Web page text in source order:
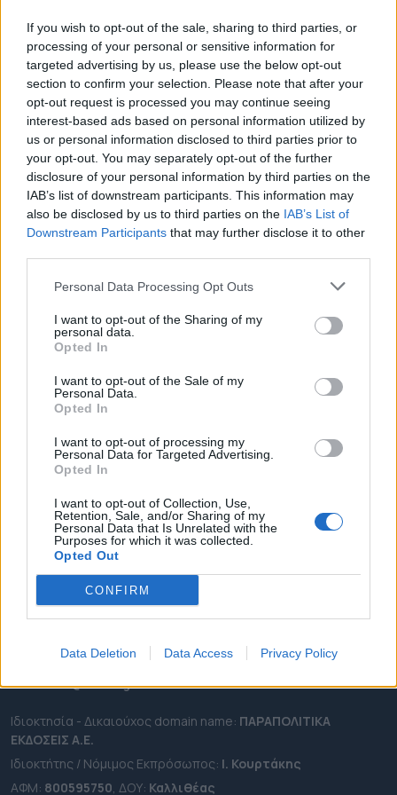
If you wish to opt-out of the sale, sharing to third parties, or
processing of your personal or sensitive information for
targeted advertising by us, please use the below opt-out
section to confirm your selection. Please note that after your
opt-out request is processed you may continue seeing
interest-based ads based on personal information utilized by
us or personal information disclosed to third parties prior to
your opt-out. You may separately opt-out of the further
disclosure of your personal information by third parties on the
IAB’s list of downstream participants. This information may
also be disclosed by us to third parties on the IAB’s List of
Downstream Participants that may further disclose it to other
Personal Data Processing Opt Outs
I want to opt-out of the Sharing of my
personal data.
Opted In
I want to opt-out of the Sale of my
Personal Data.
Opted In
I want to opt-out of processing my
Personal Data for Targeted Advertising.
Opted In
I want to opt-out of Collection, Use,
Retention, Sale, and/or Sharing of my
Personal Data that Is Unrelated with the
Purposes for which it was collected.
Opted Out
CONFIRM
Data Deletion Data Access Privacy Policy
Στα Βίλια στρέφεται το ενδιαφέρον των δημάρχων
της Αττικής το Σάββατο, 6 Ιουνίου, οπότε και θα
πραγματοποιηθεί η ημερίδα της Ένωσης Δημάρχων
Αττικής με θέμα «Βιώσιμες πόλεις 2030 και Τ.Α.»
Με επίκεντρο την κλιματική αλλαγή, την
ανθεκτικότητα των πόλεων και τη βελτίωση της
ποιότητας ζωής στον δημόσιο χώρο, οι
εκπρόσωποι των δήμων, των εμπλεκομένων
υπουργείων […]
01.06.2026 - 11.19
ΕΠΙΚΑΙΡΟΤΗΤΑ
ΠΕΡΙΦΕΡΕΙΕΣ
OTA LEAKS
ΑΠΟΨΕΙΣ
ΠΡΟΣΛΗΨΕΙΣ
e-ota.gr | Ταυτότητα
Ταχ. Διεύθυνση:Λεωφόρος Ανδρέα Συγγρού 188, 17671,
2111091100
Εmail:info@e-ota.gr
Ιδιοκτησία - Δικαιούχος domain name: ΠΑΡΑΠΟΛΙΤΙΚΑ
ΕΚΔΟΣΕΙΣ A.E.
Ιδιοκτήτης / Νόμιμος Εκπρόσωπος: Ι. Κουρτάκης
ΑΦΜ: 800595750 , ΔΟΥ: Καλλιθέας